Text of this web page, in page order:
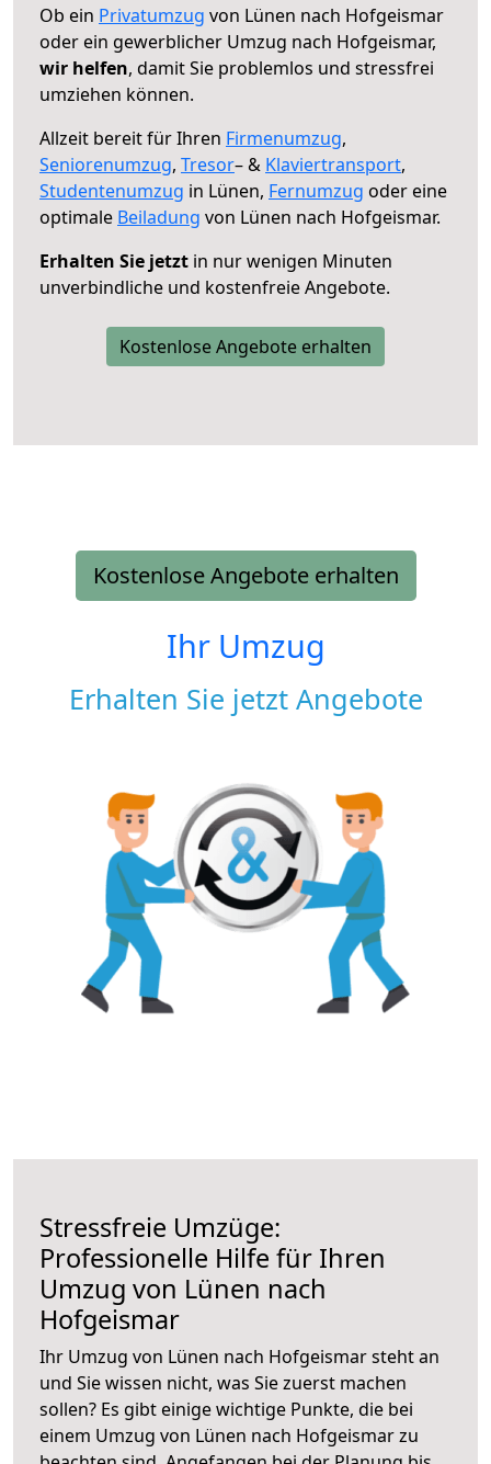
Ob ein Privatumzug von Lünen nach Hofgeismar
oder ein gewerblicher Umzug nach Hofgeismar,
wir helfen, damit Sie problemlos und stressfrei
umziehen können.
Allzeit bereit für Ihren Firmenumzug,
Seniorenumzug, Tresor– & Klaviertransport,
Studentenumzug in Lünen, Fernumzug oder eine
optimale Beiladung von Lünen nach Hofgeismar.
Erhalten Sie jetzt in nur wenigen Minuten
unverbindliche und kostenfreie Angebote.
Kostenlose Angebote erhalten
Kostenlose Angebote erhalten
Ihr Umzug
Erhalten Sie jetzt Angebote
Stressfreie Umzüge:
Professionelle Hilfe für Ihren
Umzug von Lünen nach
Hofgeismar
Ihr Umzug von Lünen nach Hofgeismar steht an
und Sie wissen nicht, was Sie zuerst machen
sollen? Es gibt einige wichtige Punkte, die bei
einem Umzug von Lünen nach Hofgeismar zu